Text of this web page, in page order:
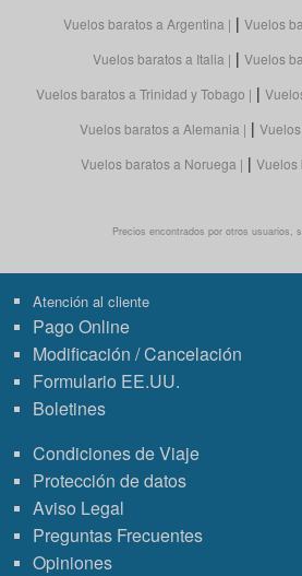
Vuelos baratos a Argentina | Vuelos
Vuelos baratos a Italia | Vuelos
Vuelos baratos a Trinidad y Tobago |
Vuelos baratos a Alemania |
Vuelos baratos a Noruega | Vuelos
Precios encontrados por otros usuarios,
Atención al cliente
Pago Online
Modificación / Cancelación
Formulario EE.UU.
Boletines
Condiciones de Viaje
Protección de datos
Aviso Legal
Preguntas Frecuentes
Opiniones